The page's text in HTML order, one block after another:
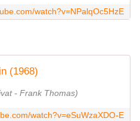
watch?v=NPalqOc5HzE
(1968)
- Frank Thomas)
watch?v=eSuWzaXDO-E